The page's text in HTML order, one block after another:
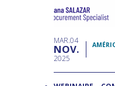
MAR 04
NOV
2025